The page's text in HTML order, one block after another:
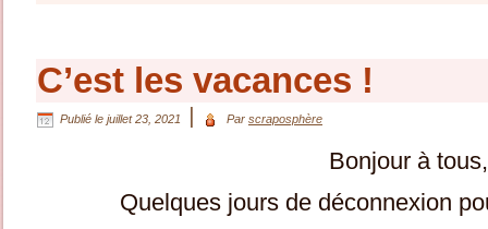
C’est les vacances !
Publié le juillet 23, 2021 Par scraposphère
Bonjour à tous,
Quelques jours de déconnexion